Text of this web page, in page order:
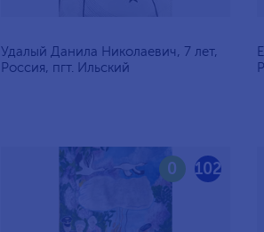
Удалый Данила Николаевич, 7 лет,
Россия, пгт. Ильский
102
0